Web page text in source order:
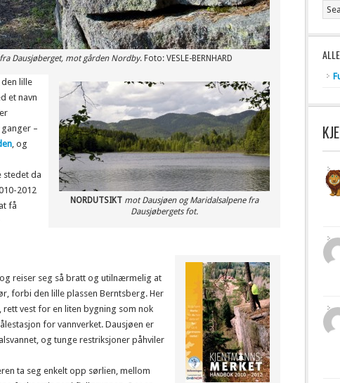
Dausjøberget, mot gården Nordby. Foto: VESLE-BERNHARD
NORDUTSIKT mot Dausjøen og Maridalsalpene fra
Dausjøbergets fot.
den lille
et navn
–
, og
stedet da
2012
få
reiser seg så bratt og utilnærmelig at
forbi den lille plassen Berntsberg. Her
vest for en liten bygning som nok
for vannverket. Dausjøen er
og tunge restriksjoner påhviler
ta seg enkelt opp sørlien, mellom